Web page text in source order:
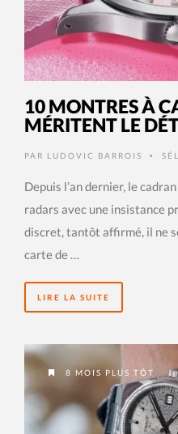
10 MONTRES À
MÉRITENT LE
PAR LUDOVIC BARROIS •
Depuis l’an dernier, le
radars avec une insistance
discret, tantôt affirmé, il ne
carte de …
LIRE LA SUITE
8 MOIS PLUS TÔT